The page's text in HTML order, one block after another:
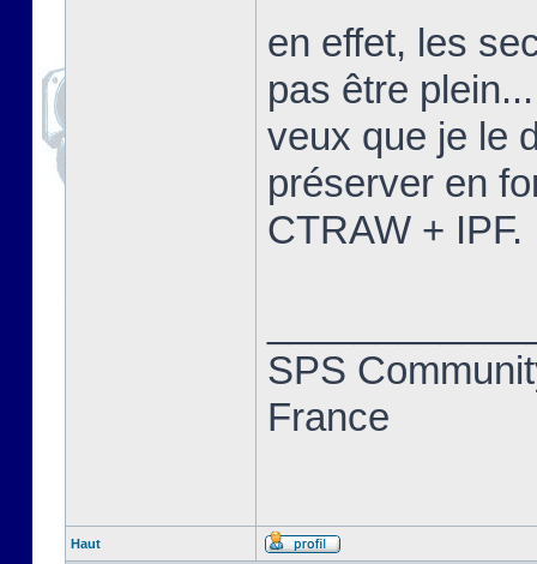
en effet, les
pas être
veux que je le
préserver en
CTRAW + IPF.
SPS
France
Haut